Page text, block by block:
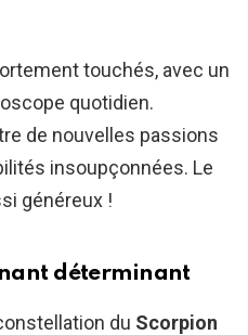
touchés, avec un
quotidien.
de nouvelles passions
insoupçonnées. Le
généreux !
déterminant
du Scorpion